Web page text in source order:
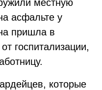
местную
асфальте у
пришла в
госпитализации,
которые